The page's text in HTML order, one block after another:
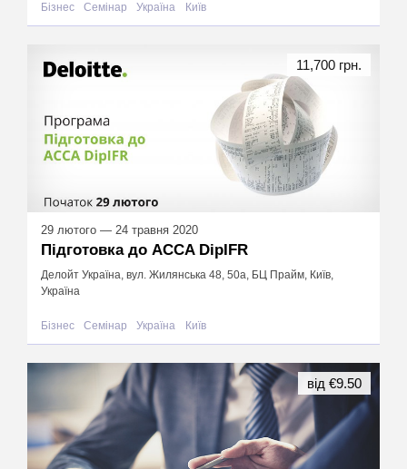
Бізнес Семінар Україна Київ
29 лютого — 24 травня 2020
Підготовка до ACCA DipIFR
Делойт Україна, вул. Жилянська 48, 50а, БЦ Прайм, Київ,
Україна
Бізнес Семінар Україна Київ
11,700 грн.
від €9.50